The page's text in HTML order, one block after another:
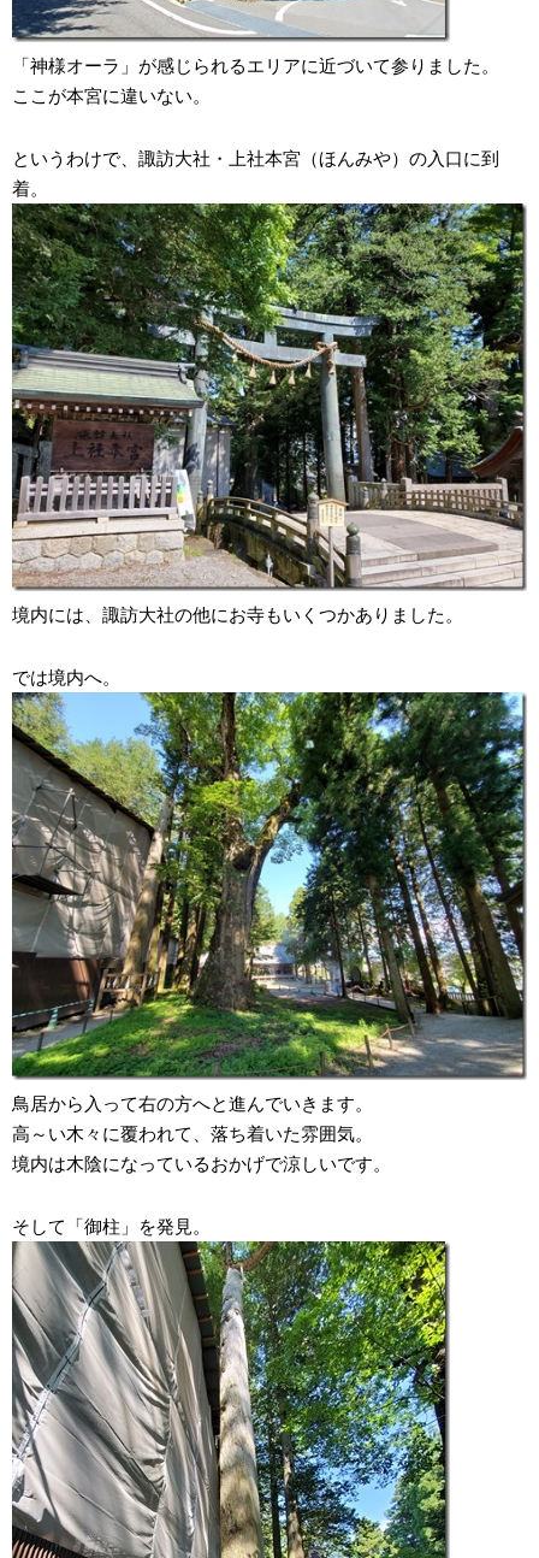
「神様オーラ」が感じられるエリアに近づいて参りました。
ここが本宮に違いない。
というわけで、諏訪大社・上社本宮（ほんみや）の入口に到
着。
境内には、諏訪大社の他にお寺もいくつかありました。
では境内へ。
鳥居から入って右の方へと進んでいきます。
高～い木々に覆われて、落ち着いた雰囲気。
境内は木陰になっているおかげで涼しいです。
そして「御柱」を発見。